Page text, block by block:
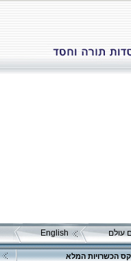
עולם
English
הכשרויות המלא